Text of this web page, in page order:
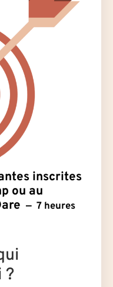
inscrites
ou au
7 heures
?